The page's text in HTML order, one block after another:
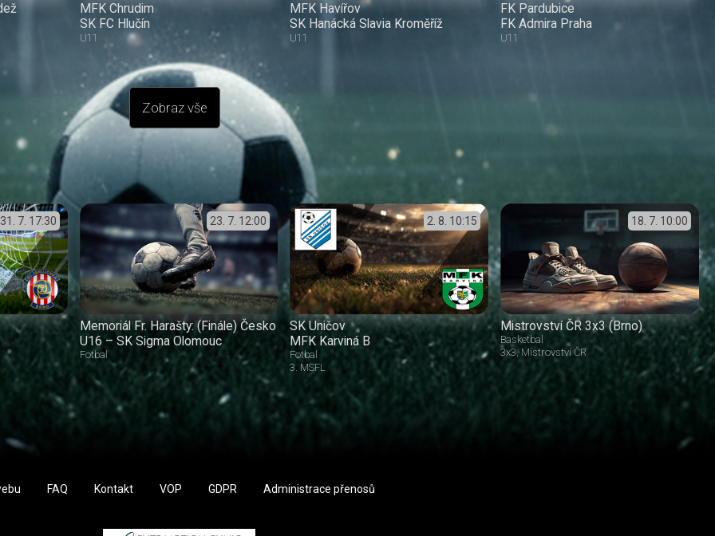
MFK Chrudim
SK FC Hlučín
U11
MFK Havířov
SK Hanácká Slavia Kroměříž
U11
FK Pardubice
FK Admira Praha
U11
Zobraz vše
31. 7. 17:30 23. 7. 12:00
Memoriál Fr. Harašty: (Finále) Česko
U16 – SK Sigma Olomouc
Fotbal
2. 8. 10:15
SK Uničov
MFK Karviná B
Fotbal
3. MSFL
18. 7. 10:00
Mistrovství ČR 3x3 (Brno)
Basketbal
3x3 Mistrovství ČR
FAQ Kontakt VOP GDPR Administrace přenosů